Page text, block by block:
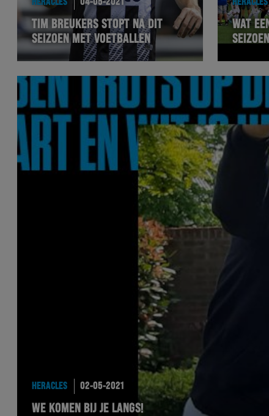
HERACLES 04-05-2021
TIM BREUKERS STOPT NA DIT
SEIZOEN MET VOETBALLEN
HERACLES
WAT
HERACLES 02-05-2021
WE KOMEN BIJ JE LANGS!